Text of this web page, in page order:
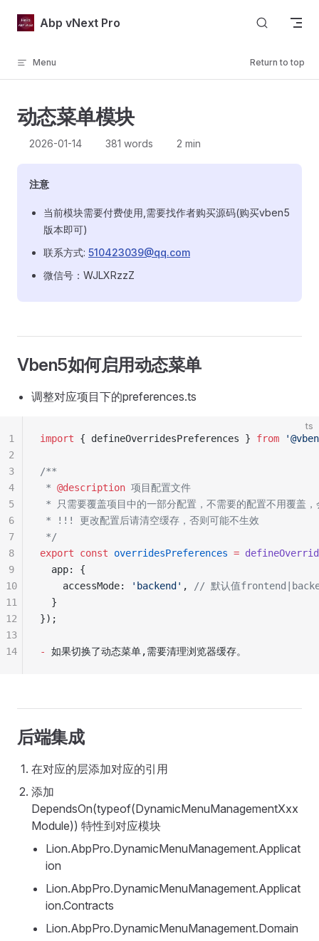
Skip to content
Abp vNext Pro
Menu Return to top
动态菜单模块
2026-01-14 381 words 2 min
注意
当前模块需要付费使用,需要找作者购买源码(购买vben5
版本即可)
联系方式: 510423039@qq.com
微信号：WJLXRzzZ
Vben5如何启用动态菜单
调整对应项目下的preferences.ts
ts
import { defineOverridesPreferences } from
/**
* @description 项目配置文件
* 只需要覆盖项目中的一部分配置，不需要的配置不用覆盖，
* !!! 更改配置后请清空缓存，否则可能不生效
*/
export const overridesPreferences =
  app: {
    accessMode:
'backend' ,
// 默认值
  }
});
- 如果切换了动态菜单,需要清理浏览器缓存。
1
2
3
4
5
6
7
8
9
10
11
12
13
14
后端集成
在对应的层添加对应的引用
添加
DependsOn(typeof(DynamicMenuManagementXxx
Module)) 特性到对应模块
Lion.AbpPro.DynamicMenuManagement.Applicat
ion
Lion.AbpPro.DynamicMenuManagement.Applicat
ion.Contracts
Lion.AbpPro.DynamicMenuManagement.Domain